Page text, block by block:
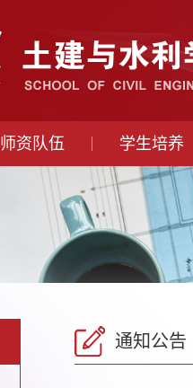
师资队伍 学生培养
通知公告